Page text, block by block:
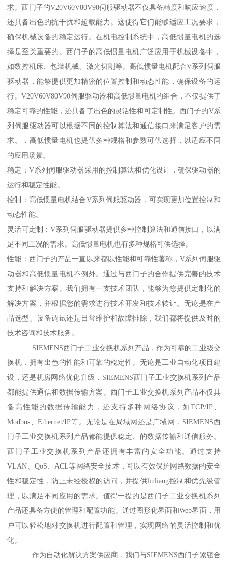
求。西门子的V20V60V80V90伺服驱动器不仅具备精度和响应速度，
还具备出色的抗干扰和超载能力。这使得它们能够适应工况要求，
确保机械设备的稳定运行。在机电控制系统中，高低惯量电机的选
择是至关重要的。西门子的高低惯量电机广泛应用于机械设备中，
如数控机床、包装机械、激光切割等。高低惯量电机配合V系列伺服
驱动器，能够提供更加精密的位置控制和动态性能，确保设备的运
行。V20V60V80V90伺服驱动器和高低惯量电机的组合，不仅提供了
稳定可靠的性能，还具备了出色的灵活性和可定制性。西门子的V系
列伺服驱动器可以根据不同的控制算法和通信接口来满足客户的需
求。，高低惯量电机也提供多种规格和参数可供选择，以适应不同
的应用场景。
稳定：V系列伺服驱动器采用的控制算法和优化设计，确保驱动器的
运行和稳定性能。
控制：高低惯量电机结合V系列伺服驱动器，可实现更加位置控制和
动态性能。
灵活可定制：V系列伺服驱动器提供多种控制算法和通信接口，以满
足不同工况的需求。高低惯量电机也有多种规格可供选择。
性能：西门子的产品一直以来都以性能和可靠性著称，V系列伺服驱
动器和高低惯量电机不例外。通过与西门子的合作提供完善的技术
支持和解决方案。我们拥有一支技术团队，能够为您提供定制化的
解决方案，并根据您的需求进行技术开发和技术转让。无论是在产
品选型、设备调试还是日常维护和故障排除，我们都将提供及时的
技术咨询和技术服务。
SIEMENS西门子工业交换机系列产品，作为可靠的工业级交
换机，拥有出色的性能和可靠的稳定性。无论是工业自动化项目建
设，还是机房网络优化升级，SIEMENS西门子工业交换机系列产品
都能提供通信和数据传输方案。西门子工业交换机系列产品不仅具
备高性能的数据传输能力，还支持多种网络协议，如TCP/IP、
Modbus、Ethernet/IP等。无论是在局域网还是广域网，SIEMENS西
门子工业交换机系列产品都能提供稳定、的数据传输和通信服务。
西门子工业交换机系列产品还拥有丰富的安全功能。通过支持
VLAN、QoS、ACL等网络安全技术，可以有效保护网络数据的安全
性和稳定性，防止未经授权的访问，并提供liuliang控制和优先级管
理，以满足不同应用的需求。值得一提的是西门子工业交换机系列
产品还具备方便的管理和配置功能。通过图形化界面和Web界面，用
户可以轻松地对交换机进行配置和管理，实现网络的灵活控制和优
化。
作为自动化解决方案供应商，我们与SIEMENS西门子紧密合